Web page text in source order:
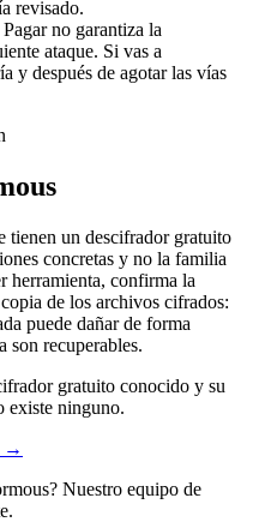
revisado.
Pagar no garantiza la
ataque. Si vas a
y después de agotar las vías
tienen un descifrador gratuito
concretas y no la familia
herramienta, confirma la
de los archivos cifrados:
puede dañar de forma
son recuperables.
gratuito conocido y su
existe ninguno.
→
? Nuestro equipo de